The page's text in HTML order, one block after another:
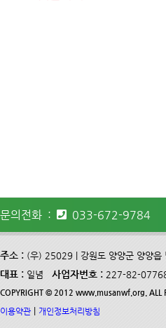
문의전화 : 033-672-9784
주소 : (우) 25029 | 강원도 양양군 양양
대표 : 일념 사업자번호 : 227-82-
COPYRIGHT © 2012 www.musanwf.org. ALL
이용약관 개인정보처리방침